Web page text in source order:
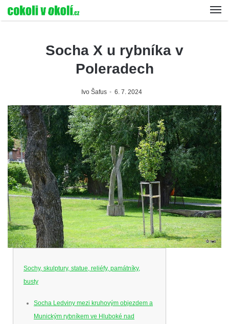
Socha X u rybníka v
Poleradech
Ivo Šafus 6. 7. 2024
Sochy, skulptury, statue, reliéfy, památníky,
busty
Socha Ledviny mezi kruhovým objezdem a
Munickým rybníkem ve Hluboké nad